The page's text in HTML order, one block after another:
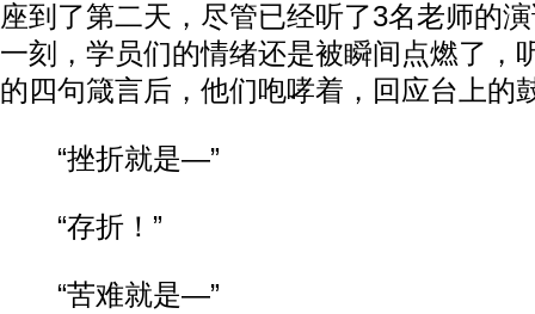
座到了第二天，尽管已经听了3名老师的
一刻，学员们的情绪还是被瞬间点燃了，
的四句箴言后，他们咆哮着，回应台上的
“挫折就是—”
“存折！”
“苦难就是—”